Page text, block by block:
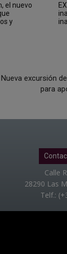
el nuevo
y
Nueva excursión
para
Calle
28290 Las
Telf.: